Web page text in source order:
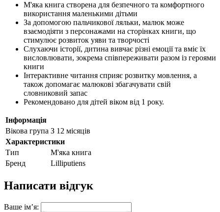
М'яка книга створена для безпечного та комфортного
використання маленькими дітьми
За допомогою пальчикової ляльки, малюк може
взаємодіяти з персонажами на сторінках книги, що
стимулює розвиток уяви та творчості
Слухаючи історії, дитина вивчає різні емоції та вміє їх
висловлювати, зокрема співпереживати разом із героями
книги
Інтерактивне читання сприяє розвитку мовлення, а
також допомагає малюкові збагачувати свій
словниковий запас
Рекомендовано для дітей віком від 1 року.
Інформація
Вікова група З 12 місяців
Характеристики
Тип
М'яка книга
Бренд
Lilliputiens
Написати відгук
Ваше ім’я: